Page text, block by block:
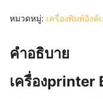
หมวดหมู่: เครื่องพิมพ์อิงค์
คำอธิบาย
เครื่อง